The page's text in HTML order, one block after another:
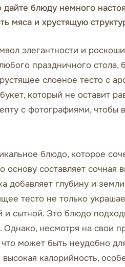
дайте блюду немного
мяса и хрустящую
элегантности и
праздничного стола,
слоеное тесто с
который не оставит
с фотографиями, чтобы
блюдо, которое
основу составляет
добавляет глубину и
тесто не только
сытной. Это блюдо
Однако, несмотря на свои
может быть неудобно
калорийность,